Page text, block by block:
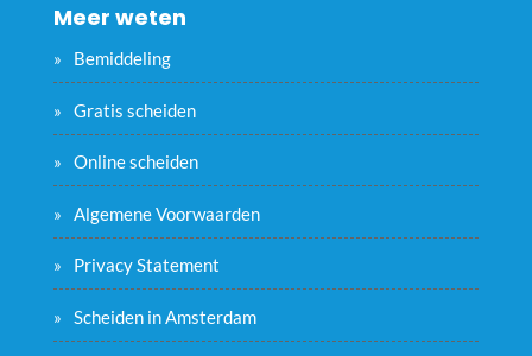
Meer weten
Bemiddeling
Gratis scheiden
Online scheiden
Algemene Voorwaarden
Privacy Statement
Scheiden in Amsterdam